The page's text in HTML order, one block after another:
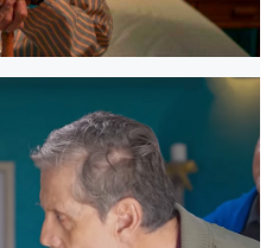
ARCHIVO DDCM